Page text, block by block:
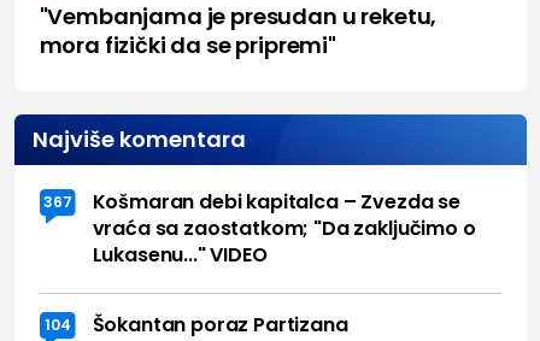
"Vembanjama je presudan u reketu,
mora fizički da se pripremi"
Najviše komentara
367
Košmaran debi kapitalca – Zvezda se
vraća sa zaostatkom; "Da zaključimo o
Lukasenu..." VIDEO
104 Šokantan poraz Partizana